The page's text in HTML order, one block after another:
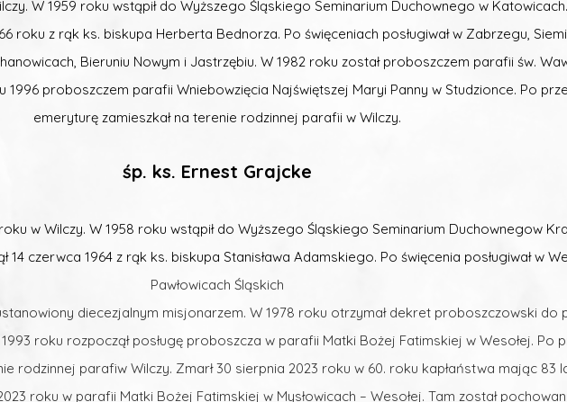
W 1959 roku wstąpił do Wyższego Śląskiego Seminarium Duchownego w
roku z rąk ks. biskupa Herberta Bednorza. Po święceniach posługiwał w Zabrzegu,
Bieruniu Nowym i Jastrzębiu. W 1982 roku został proboszczem parafii św.
1996 proboszczem parafii Wniebowzięcia Najświętszej Maryi Panny w Studzionce. Po
emeryturę zamieszkał na terenie rodzinnej parafii w Wilczy.
śp. ks. Ernest Grajcke
w Wilczy. W 1958 roku wstąpił do Wyższego Śląskiego Seminarium Duchownegow
14 czerwca 1964 z rąk ks. biskupa Stanisława Adamskiego. Po święcenia posługiwał w
Pawłowicach Śląskich
diecezjalnym misjonarzem. W 1978 roku otrzymał dekret proboszczowski do
roku rozpoczął posługę proboszcza w parafii Matki Bożej Fatimskiej w Wesołej. Po
rodzinnej parafiw Wilczy. Zmarł 30 sierpnia 2023 roku w 60. roku kapłaństwa mając 83
roku w parafii Matki Bożej Fatimskiej w Mysłowicach – Wesołej. Tam został